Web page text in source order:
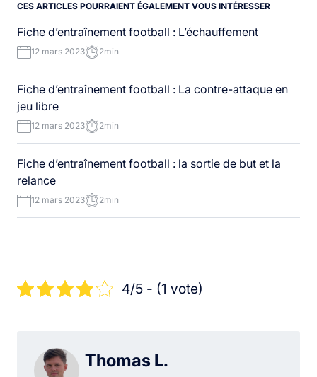
CES ARTICLES POURRAIENT ÉGALEMENT VOUS INTÉRESSER
Fiche d’entraînement football : L’échauffement
12 mars 2023 2min
Fiche d’entraînement football : La contre-attaque en
jeu libre
12 mars 2023 2min
Fiche d’entraînement football : la sortie de but et la
relance
12 mars 2023 2min
4/5 - (1 vote)
Thomas L.